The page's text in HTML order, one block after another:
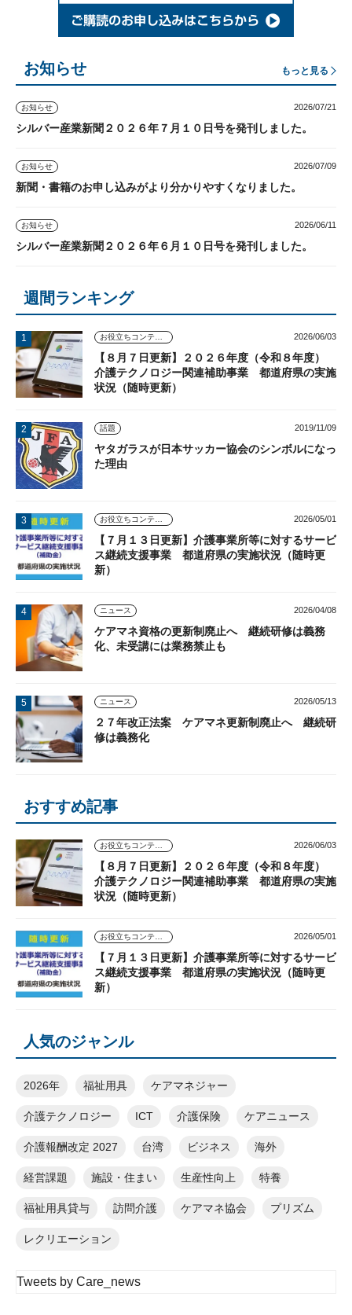
お知らせ もっと見る
お知らせ 2026/07/21
シルバー産業新聞２０２６年７月１０日号を発刊しました。
お知らせ 2026/07/09
新聞・書籍のお申し込みがより分かりやすくなりました。
お知らせ 2026/06/11
シルバー産業新聞２０２６年６月１０日号を発刊しました。
週間ランキング
2026/06/03
【８月７日更新】２０２６年度（令和８年度）
介護テクノロジー関連補助事業 都道府県の実施
状況（随時更新）
話題 2019/11/09
ヤタガラスが日本サッカー協会のシンボルになっ
た理由
2026/05/01
【７月１３日更新】介護事業所等に対するサービ
ス継続支援事業 都道府県の実施状況（随時更
新）
ニュース 2026/04/08
ケアマネ資格の更新制廃止へ 継続研修は義務
化、未受講には業務禁止も
ニュース 2026/05/13
２７年改正法案 ケアマネ更新制廃止へ 継続研
修は義務化
おすすめ記事
2026/06/03
【８月７日更新】２０２６年度（令和８年度）
介護テクノロジー関連補助事業 都道府県の実施
状況（随時更新）
2026/05/01
【７月１３日更新】介護事業所等に対するサービ
ス継続支援事業 都道府県の実施状況（随時更
新）
人気のジャンル
2026年 福祉用具 ケアマネジャー
介護テクノロジー ICT 介護保険 ケアニュース
介護報酬改定 2027 台湾 ビジネス 海外
経営課題 施設・住まい 生産性向上 特養
福祉用具貸与 訪問介護 ケアマネ協会 プリズム
レクリエーション
Tweets by Care_news